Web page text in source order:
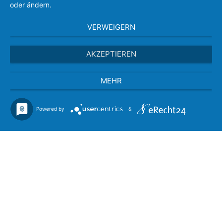
oder ändern.
VERWEIGERN
AKZEPTIEREN
MEHR
Powered by &